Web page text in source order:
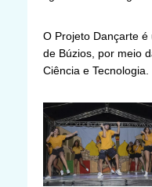
O Projeto Dançarte
de Búzios, por meio
Ciência e Tecnologia.